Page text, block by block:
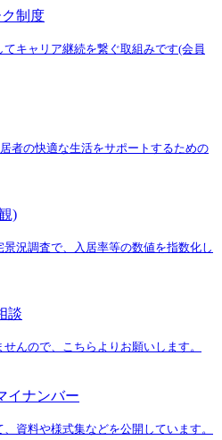
制度
キャリア継続を繋ぐ取組みです(会員
者の快適な生活をサポートするための
)
況調査で、入居率等の数値を指数化し
談
んので、こちらよりお願いします。
イナンバー
資料や様式集などを公開しています。